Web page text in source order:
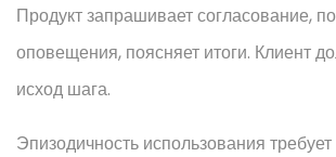
Продукт запрашивает согласование,
оповещения, поясняет итоги. Клиент
исход шага.
Эпизодичность использования требует